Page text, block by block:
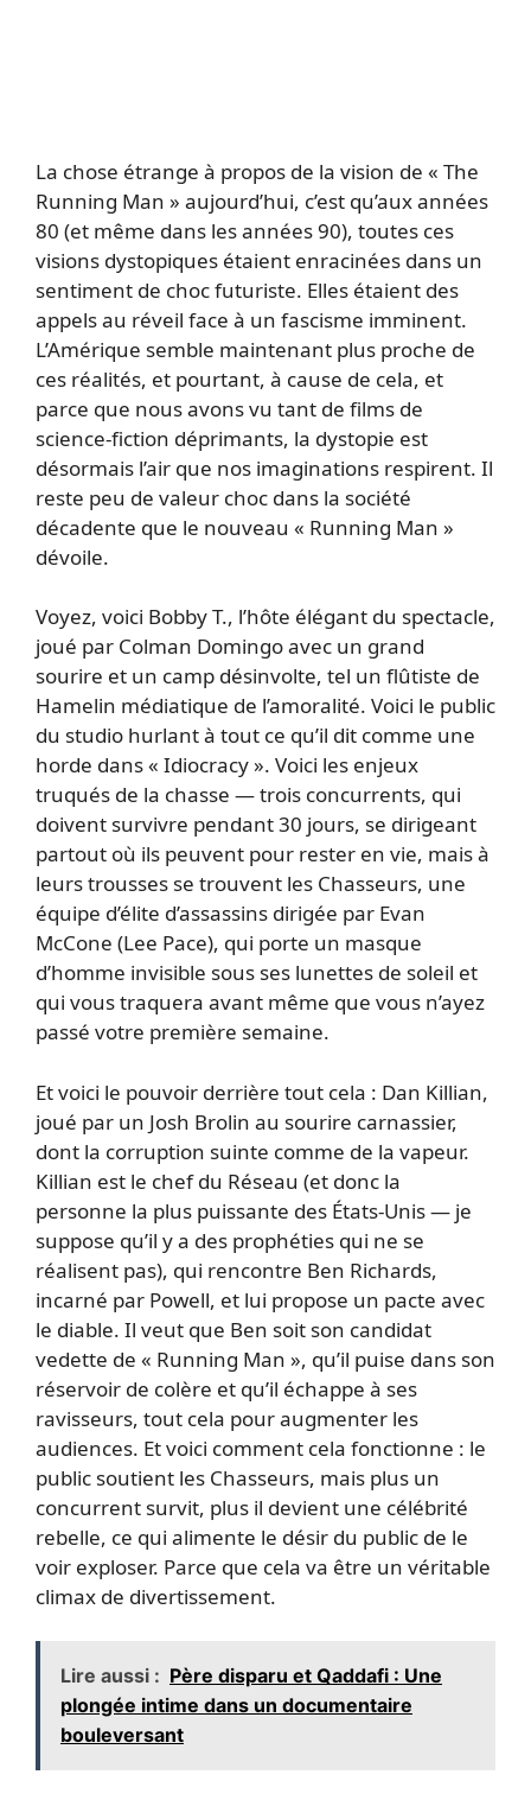
La chose étrange à propos de la vision de « The
Running Man » aujourd’hui, c’est qu’aux années
80 (et même dans les années 90), toutes ces
visions dystopiques étaient enracinées dans un
sentiment de choc futuriste. Elles étaient des
appels au réveil face à un fascisme imminent.
L’Amérique semble maintenant plus proche de
ces réalités, et pourtant, à cause de cela, et
parce que nous avons vu tant de films de
science-fiction déprimants, la dystopie est
désormais l’air que nos imaginations respirent. Il
reste peu de valeur choc dans la société
décadente que le nouveau « Running Man »
dévoile.
Voyez, voici Bobby T., l’hôte élégant du spectacle,
joué par Colman Domingo avec un grand
sourire et un camp désinvolte, tel un flûtiste de
Hamelin médiatique de l’amoralité. Voici le public
du studio hurlant à tout ce qu’il dit comme une
horde dans « Idiocracy ». Voici les enjeux
truqués de la chasse — trois concurrents, qui
doivent survivre pendant 30 jours, se dirigeant
partout où ils peuvent pour rester en vie, mais à
leurs trousses se trouvent les Chasseurs, une
équipe d’élite d’assassins dirigée par Evan
McCone (Lee Pace), qui porte un masque
d’homme invisible sous ses lunettes de soleil et
qui vous traquera avant même que vous n’ayez
passé votre première semaine.
Et voici le pouvoir derrière tout cela : Dan Killian,
joué par un Josh Brolin au sourire carnassier,
dont la corruption suinte comme de la vapeur.
Killian est le chef du Réseau (et donc la
personne la plus puissante des États-Unis — je
suppose qu’il y a des prophéties qui ne se
réalisent pas), qui rencontre Ben Richards,
incarné par Powell, et lui propose un pacte avec
le diable. Il veut que Ben soit son candidat
vedette de « Running Man », qu’il puise dans son
réservoir de colère et qu’il échappe à ses
ravisseurs, tout cela pour augmenter les
audiences. Et voici comment cela fonctionne : le
public soutient les Chasseurs, mais plus un
concurrent survit, plus il devient une célébrité
rebelle, ce qui alimente le désir du public de le
voir exploser. Parce que cela va être un véritable
climax de divertissement.
Lire aussi : Père disparu et Qaddafi : Une
plongée intime dans un documentaire
bouleversant